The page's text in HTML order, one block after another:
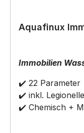
Aquafinux
Immobilien
✔️ 22 Parameter
✔️ inkl.
✔️ Chemisch +